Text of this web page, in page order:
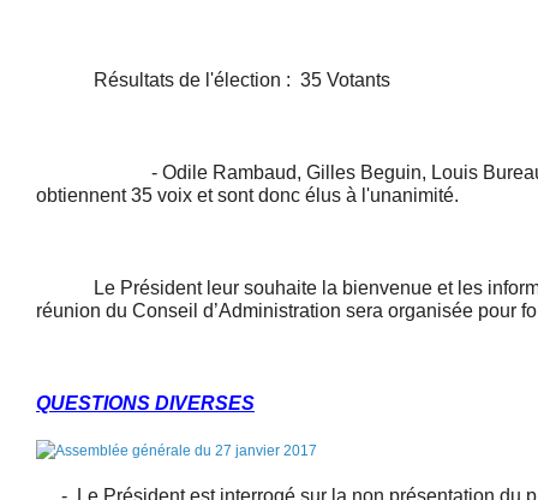
Résultats de l'élection : 35 Votants
- Odile Rambaud, Gilles Beguin, Louis Bureau
obtiennent 35 voix et sont donc élus à l'unanimité.
Le Président leur souhaite la bienvenue et les
réunion du Conseil d’Administration sera organisée pour
QUESTIONS DIVERSES